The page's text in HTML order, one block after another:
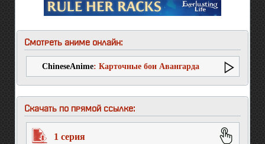
Смотреть аниме онлайн:
ChineseAnime: Карточные бои Авангарда
(второй сезон)
Скачать по прямой ссылке:
1 серия